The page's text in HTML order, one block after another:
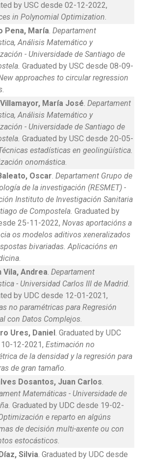
by USC desde 02-12-2022,
in Polynomial Optimization.
Pena, María. Departament
Análisis Matemático y
- Universidade de Santiago de
Graduated by USC desde 08-09-
approaches to circular regression
.
María José. Departament
Análisis Matemático y
- Universidade de Santiago de
Graduated by USC desde 20-05-
estadísticas en geolingüística.
onomástica.
Oscar. Departament Grupo de
de la investigación (RESMET) -
Instituto de Investigación Sanitaria
de Compostela. Graduated by
25-11-2022, Novas aportacións a
os modelos aditivos xeneralizados
bivariadas. Aplicacións en
.
Vila, Andrea. Departament
- Universidad Carlos III de Madrid.
by UDC desde 12-01-2021,
no paramétricas para Regresión
con Datos Complejos.
Ures, Daniel. Graduated by UDC
12-2021, Estimación no
de la densidad y la regresión para
de gran tamaño.
Dosantos, Juan Carlos.
Matemáticas - Universidade de
Graduated by UDC desde 19-02-
e reparto en algúns
de decisión multi-axente ou con
estocásticos.
Silvia. Graduated by UDC desde